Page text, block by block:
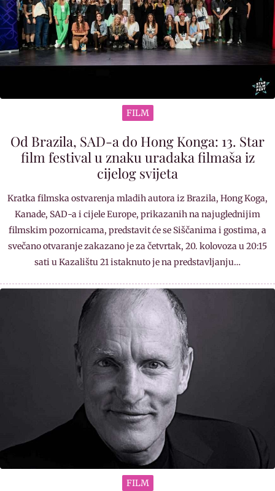
FILM
Od Brazila, SAD-a do Hong Konga: 13. Star
film festival u znaku uradaka filmaša iz
cijelog svijeta
Kratka filmska ostvarenja mladih autora iz Brazila, Hong Koga,
Kanade, SAD-a i cijele Europe, prikazanih na najuglednijim
filmskim pozornicama, predstavit će se Siščanima i gostima, a
svečano otvaranje zakazano je za četvrtak, 20. kolovoza u 20:15
sati u Kazalištu 21 istaknuto je na predstavljanju…
FILM